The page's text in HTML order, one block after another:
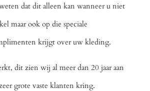
dat dit alleen kan wanneer u niet
maar ook op die speciale
krijgt over uw kleding.
dit zien wij al meer dan 20 jaar aan
grote vaste klanten kring.